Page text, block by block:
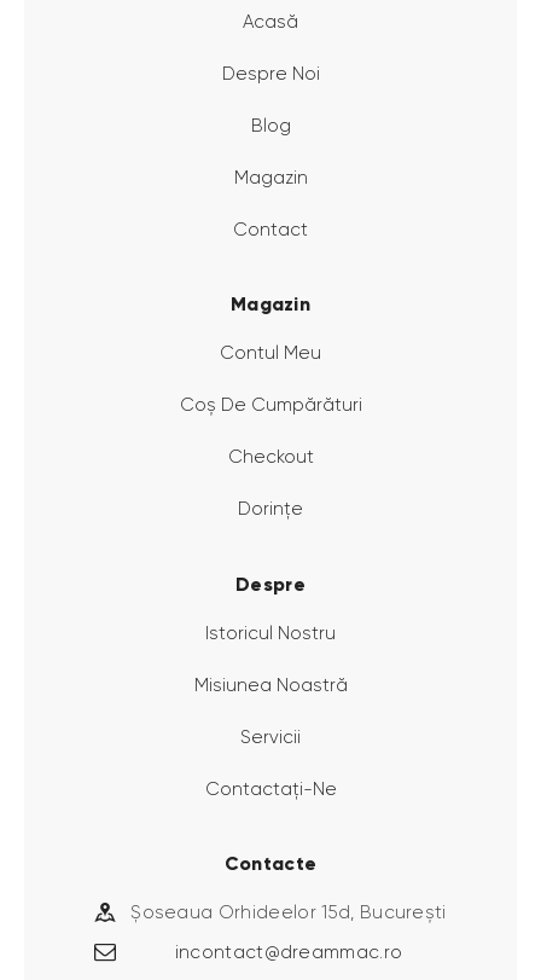
Acasă
Despre Noi
Blog
Magazin
Contact
Magazin
Contul Meu
Coș De Cumpărături
Checkout
Dorințe
Despre
Istoricul Nostru
Misiunea Noastră
Servicii
Contactați-Ne
Contacte
Șoseaua Orhideelor 15d, București
incontact@dreammac.ro